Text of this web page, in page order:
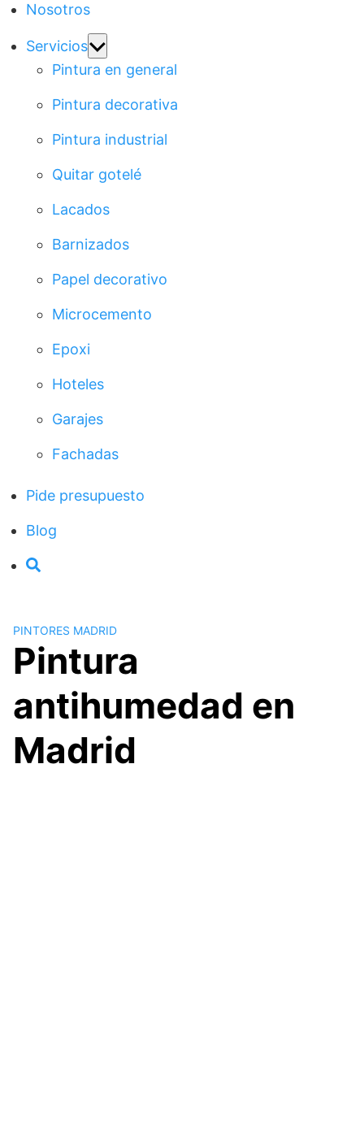
Nosotros
ServiciosShow
sub
Pintura en general
Pintura decorativa
Pintura industrial
Quitar gotelé
Lacados
Barnizados
Papel decorativo
Microcemento
Epoxi
Hoteles
Garajes
Fachadas
Pide presupuesto
Blog
PINTORES MADRID
Pintura
antihumedad en
Madrid